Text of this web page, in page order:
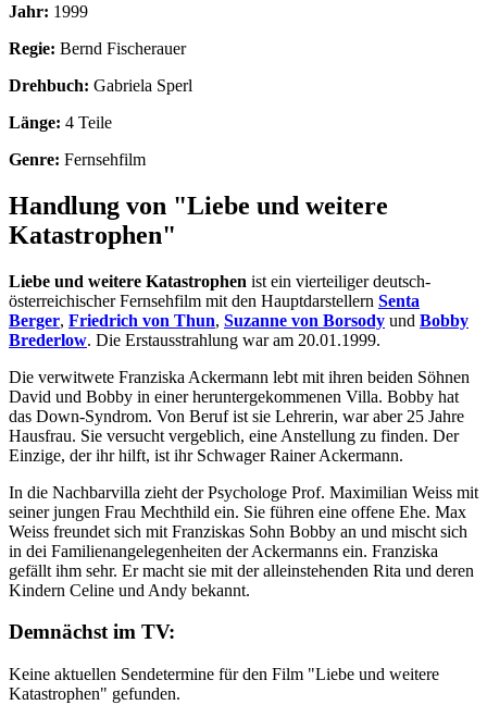
Jahr: 1999
Regie: Bernd Fischerauer
Drehbuch: Gabriela Sperl
Länge: 4 Teile
Genre: Fernsehfilm
Handlung von "Liebe und weitere
Katastrophen"
Liebe und weitere Katastrophen ist ein vierteiliger deutsch-
österreichischer Fernsehfilm mit den Hauptdarstellern Senta
Berger, Friedrich von Thun, Suzanne von Borsody und Bobby
Brederlow. Die Erstausstrahlung war am 20.01.1999.
Die verwitwete Franziska Ackermann lebt mit ihren beiden Söhnen
David und Bobby in einer heruntergekommenen Villa. Bobby hat
das Down-Syndrom. Von Beruf ist sie Lehrerin, war aber 25 Jahre
Hausfrau. Sie versucht vergeblich, eine Anstellung zu finden. Der
Einzige, der ihr hilft, ist ihr Schwager Rainer Ackermann.
In die Nachbarvilla zieht der Psychologe Prof. Maximilian Weiss mit
seiner jungen Frau Mechthild ein. Sie führen eine offene Ehe. Max
Weiss freundet sich mit Franziskas Sohn Bobby an und mischt sich
in dei Familienangelegenheiten der Ackermanns ein. Franziska
gefällt ihm sehr. Er macht sie mit der alleinstehenden Rita und deren
Kindern Celine und Andy bekannt.
Demnächst im TV:
Keine aktuellen Sendetermine für den Film "Liebe und weitere
Katastrophen" gefunden.